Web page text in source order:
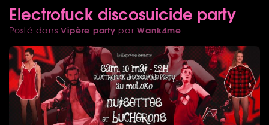
Electrofuck discosuicide party
Posté dansVipère party parWank4me